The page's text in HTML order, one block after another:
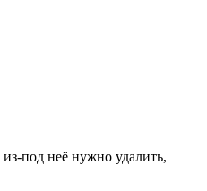
под неё нужно удалить,